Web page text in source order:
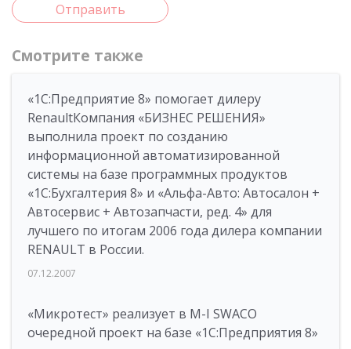
Отправить
Смотрите также
«1С:Предприятие 8» помогает дилеру
RenaultКомпания «БИЗНЕС РЕШЕНИЯ»
выполнила проект по созданию
информационной автоматизированной
системы на базе программных продуктов
«1С:Бухгалтерия 8» и «Альфа-Авто: Автосалон +
Автосервис + Автозапчасти, ред. 4» для
лучшего по итогам 2006 года дилера компании
RENAULT в России.
07.12.2007
«Микротест» реализует в M-I SWACO
очередной проект на базе «1С:Предприятия 8»